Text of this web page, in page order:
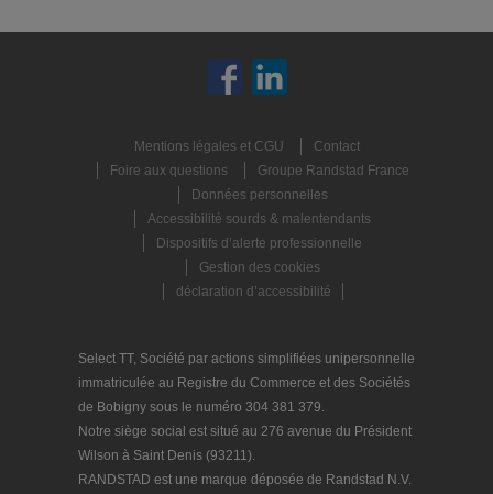
Mentions légales et CGU
Contact
Foire aux questions
Groupe Randstad France
Données personnelles
Accessibilité sourds & malentendants
Dispositifs d’alerte professionnelle
Gestion des cookies
déclaration d’accessibilité
Select TT, Société par actions simplifiées unipersonnelle
immatriculée au Registre du Commerce et des Sociétés
de Bobigny sous le numéro 304 381 379.
Notre siège social est situé au 276 avenue du Président
Wilson à Saint Denis (93211).
RANDSTAD est une marque déposée de Randstad N.V.